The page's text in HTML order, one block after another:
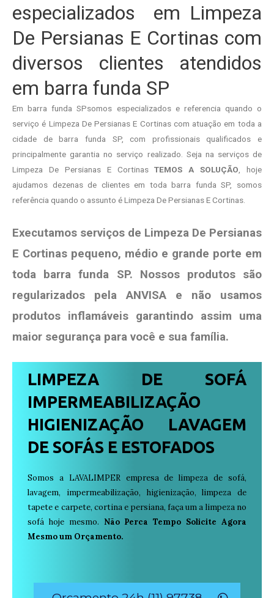
especializados em Limpeza
De Persianas E Cortinas com
diversos clientes atendidos
em barra funda SP
Em barra funda SPsomos especializados e referencia quando o
serviço é Limpeza De Persianas E Cortinas com atuação em toda a
cidade de barra funda SP, com profissionais qualificados e
principalmente garantia no serviço realizado. Seja na serviços de
Limpeza De Persianas E CortinasTEMOS A SOLUÇÃO , hoje
ajudamos dezenas de clientes em toda barra funda SP, somos
referência quando o assunto é Limpeza De Persianas E Cortinas.
Executamos serviços de Limpeza De Persianas
E Cortinas pequeno, médio e grande porte em
toda barra funda SP. Nossos produtos são
regularizados pela ANVISA e não usamos
produtos inflamáveis garantindo assim uma
maior segurança para você e sua família.
LIMPEZA DE SOFÁ
IMPERMEABILIZAÇÃO
HIGIENIZAÇÃO LAVAGEM
DE SOFÁS E ESTOFADOS
Somos a LAVALIMPER empresa de limpeza de sofá,
lavagem, impermeabilização, higienização, limpeza de
tapete e carpete, cortina e persiana, faça um a limpeza no
sofá hoje mesmo. Não Perca Tempo Solicite Agora
Mesmo um Orçamento.